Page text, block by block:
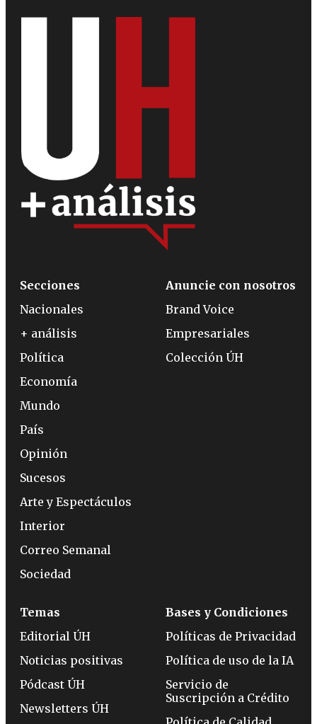
Secciones
Nacionales
+ análisis
Política
Economía
Mundo
País
Opinión
Sucesos
Arte y Espectáculos
Interior
Correo Semanal
Sociedad
Anuncie con nosotros
Brand Voice
Empresariales
Colección ÚH
Temas
Editorial ÚH
Noticias positivas
Pódcast ÚH
Newsletters ÚH
Bases y Condiciones
Políticas de Privacidad
Política de uso de la IA
Servicio de
Suscripción a Crédito